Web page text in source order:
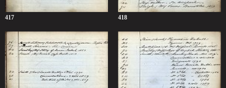
417 418